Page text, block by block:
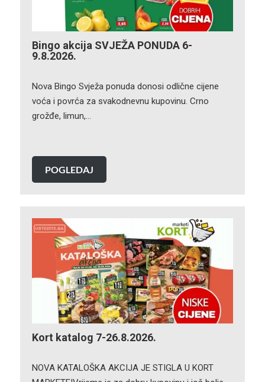
Bingo akcija SVJEŽA PONUDA 6-
9.8.2026.
Nova Bingo Svježa ponuda donosi odlične cijene
voća i povrća za svakodnevnu kupovinu. Crno
grožđe, limun,…
POGLEDAJ
Kort katalog 7-26.8.2026.
NOVA KATALOŠKA AKCIJA JE STIGLA U KORT